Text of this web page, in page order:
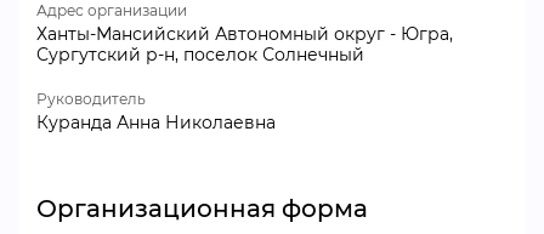
Адрес организации
Ханты-Мансийский Автономный округ - Югра,
Сургутский р-н, поселок Солнечный
Руководитель
Куранда Анна Николаевна
Организационная форма